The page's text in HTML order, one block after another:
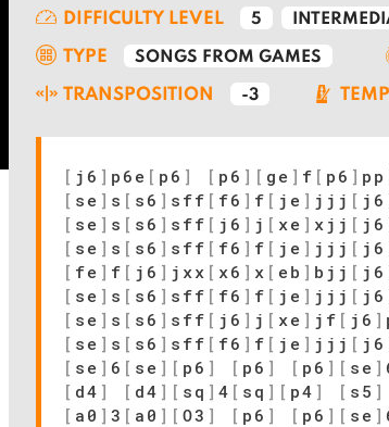
DIFFICULTY LEVEL 5
TYPE SONGS FROM GAMES
TRANSPOSITION -3
[ j6 ] p6e [ p6 ] [ p6 ] [ ge ] f [ p6 ] pp
[ se ] s [ s6 ] sff [ f6 ] f [ je ] jjj [ j6
[ se ] s [ s6 ] sff [ j6 ] j [ xe ] xjj [ j6
[ se ] s [ s6 ] sff [ f6 ] f [ je ] jjj [ j6
[ fe ] f [ j6 ] jxx [ x6 ] x [ eb ] bjj [ j6
[ se ] s [ s6 ] sff [ f6 ] f [ je ] jjj [ j6
[ se ] s [ s6 ] sff [ j6 ] j [ xe ] jf [ j6 ]
[ se ] s [ s6 ] sff [ f6 ] f [ je ] jjj [ j6
[ se ] 6 [ se ] [ p6 ] [ p6 ] [ p6 ] [ se ]
[ d4 ] [ d4 ] [ sq ] 4 [ sq ] [ p4 ] [ s5 ]
[ a0 ] 3 [ a0 ] [ O3 ] [ p6 ] [ p6 ] [ se ]